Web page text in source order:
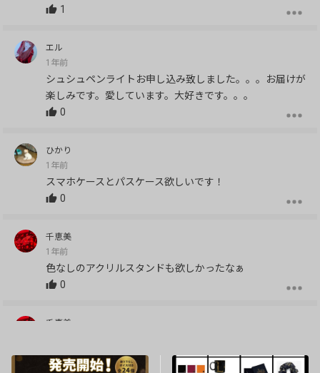
1
エル
1年前
シュシュペンライトお申し込み致しました。。。お届けが
楽しみです。愛しています。大好きです。。。
0
ひかり
1年前
スマホケースとパスケース欲しいです！
0
千恵美
1年前
色なしのアクリルスタンドも欲しかったなぁ
0
千恵美
シュシュ可愛い🩷